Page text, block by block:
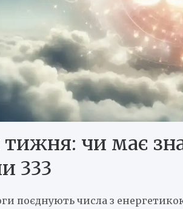
чи має
333
поєднують числа з